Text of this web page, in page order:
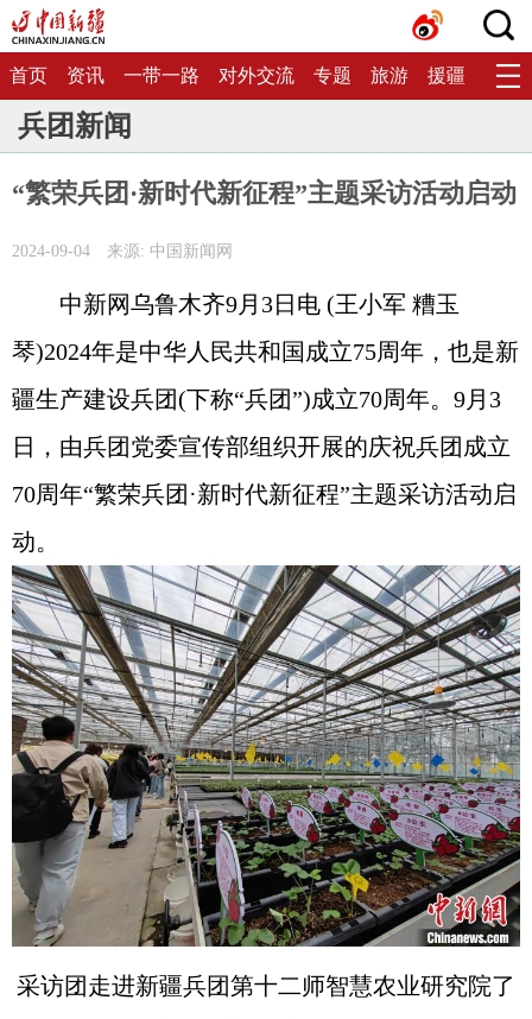
首页 资讯 一带一路 对外交流 专题 旅游 援疆 生态
兵团新闻
“繁荣兵团·新时代新征程”主题采访活动启动
2024-09-04 来源: 中国新闻网
中新网乌鲁木齐9月3日电 (王小军 糟玉
琴)2024年是中华人民共和国成立75周年，也是新
疆生产建设兵团(下称“兵团”)成立70周年。9月3
日，由兵团党委宣传部组织开展的庆祝兵团成立
70周年“繁荣兵团·新时代新征程”主题采访活动启
动。
采访团走进新疆兵团第十二师智慧农业研究院了